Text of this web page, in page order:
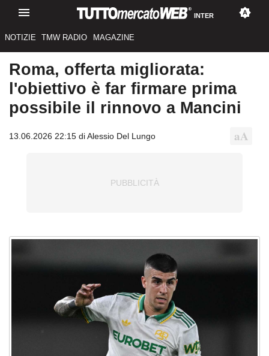
INTER
NOTIZIE TMW RADIO MAGAZINE
Roma, offerta migliorata:
l'obiettivo è far firmare prima
possibile il rinnovo a Mancini
13.06.2026 22:15 di Alessio Del Lungo